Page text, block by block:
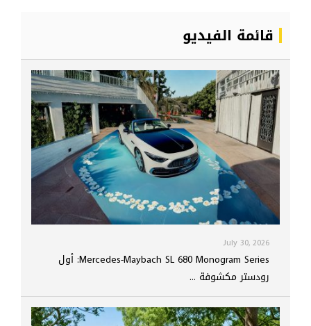
قائمة الفيديو
July 30, 2026
Mercedes-Maybach SL 680 Monogram Series: أول
رودستر مكشوفة ...